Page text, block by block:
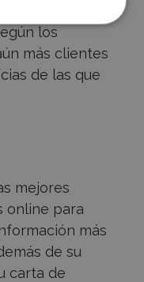
los
más clientes
de las que
mejores
online para
más
de su
carta de